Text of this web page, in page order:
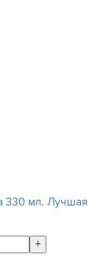
330 мл. Лучшая
+